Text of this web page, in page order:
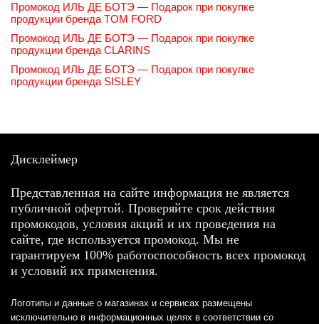
Промокод ИЛЬ ДЕ БОТЭ — Подарок при покупке
продукции бренда TOM FORD
Промокод ИЛЬ ДЕ БОТЭ — Подарок при покупке
продукции бренда CLARINS
Промокод ИЛЬ ДЕ БОТЭ — Подарок при покупке
продукции бренда SISLEY
Дисклеймер
Представленная на сайте информация не является
публичной офертой. Проверяйте срок действия
промокодов, условия акций и их проведения на
сайте, где используется промокод. Мы не
гарантируем 100% работоспособность всех промокод
и условий их применения.
Логотипы и данные о магазинах и сервисах размещены
исключительно в информационных целях в соответствии со